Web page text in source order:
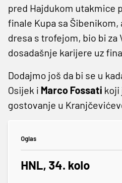
pred Hajdukom utakmice
finale Kupa sa
dresa s trofejom, bio bi za
dosadašnje karijere uz
Dodajmo još da bi se u
Osijek i Marco Fossati koji
gostovanje u
Oglas
HNL, 34. kolo